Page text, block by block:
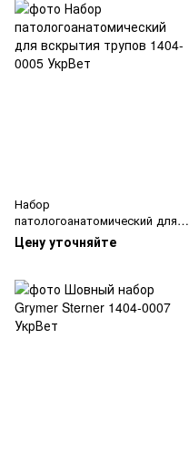
Набор
патологоанатомический для
вскрытия трупов
Цену уточняйте